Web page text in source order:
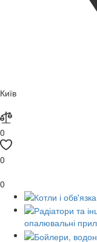
Київ
0
0
0
опалювальні